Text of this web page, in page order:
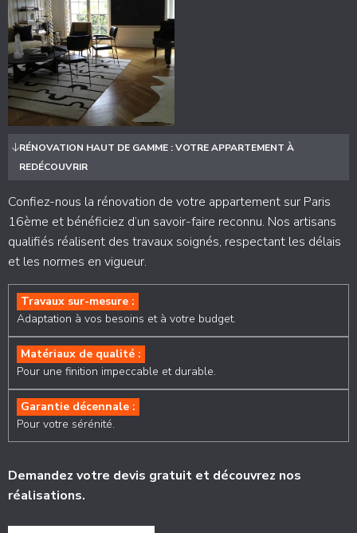
RÉNOVATION HAUT DE GAMME : VOTRE APPARTEMENT À
REDÉCOUVRIR
Confiez-nous la rénovation de votre appartement sur Paris
16ème et bénéficiez d’un savoir-faire reconnu. Nos artisans
qualifiés réalisent des travaux soignés, respectant les délais
et les normes en vigueur.
Travaux sur-mesure :
Adaptation à vos besoins et à votre budget.
Matériaux de qualité :
Pour une finition impeccable et durable.
Garantie décennale :
Pour votre sérénité.
Demandez votre devis gratuit et découvrez nos
réalisations.